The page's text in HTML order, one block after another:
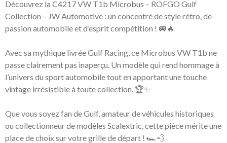
Découvrez la C4217 VW T1b Microbus – ROFGO Gulf
Collection – JW Automotive : un concentré de style rétro, de
passion automobile et d’esprit compétition ! 🚐🔥
Avec sa mythique livrée Gulf Racing, ce Microbus VW T1b ne
passe clairement pas inaperçu. Un modèle qui rend hommage à
l’univers du sport automobile tout en apportant une touche
vintage irrésistible à toute collection. 🏆✨
Que vous soyez fan de Gulf, amateur de véhicules historiques
ou collectionneur de modèles Scalextric, cette pièce mérite une
place de choix sur votre grille de départ ! 🏎️💨